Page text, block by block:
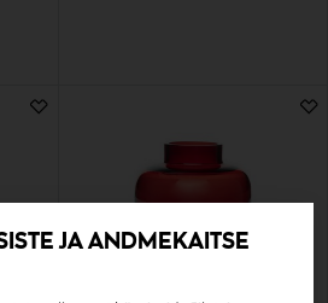
JA ANDMEKAITSE